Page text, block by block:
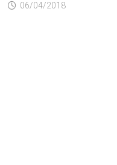
06/04/2018